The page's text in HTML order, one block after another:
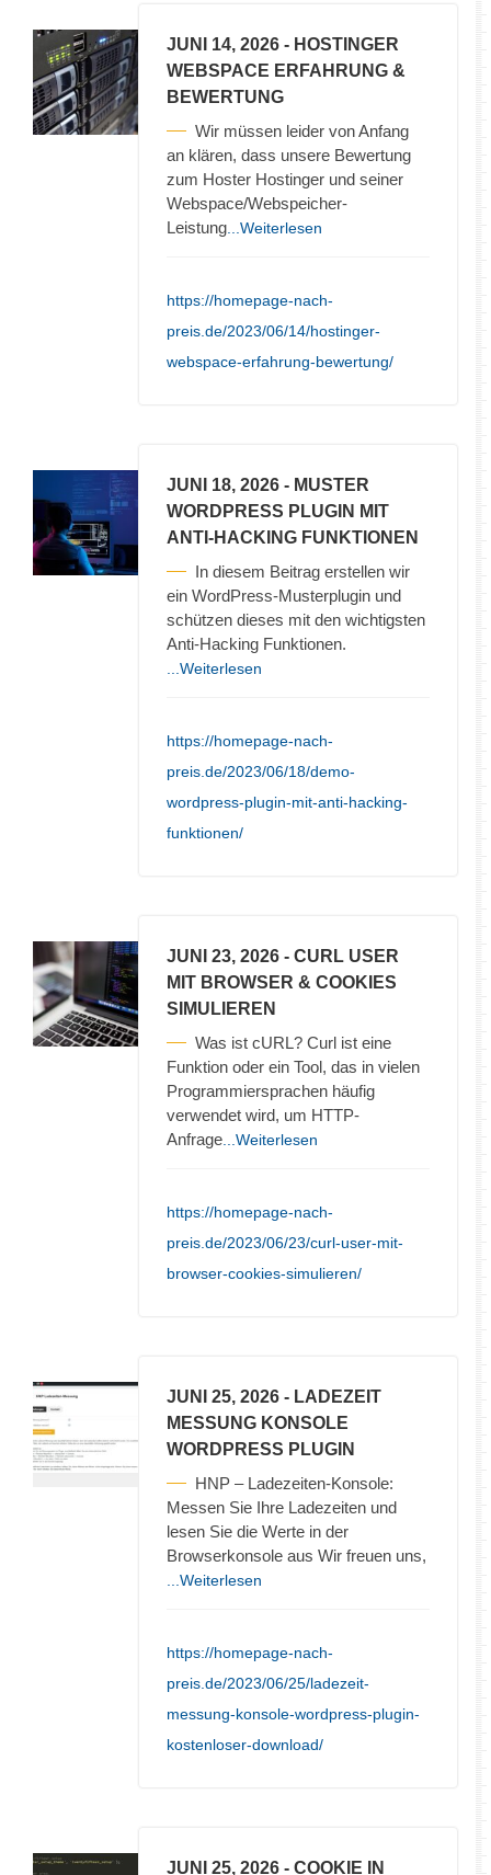
JUNI 14, 2026 - HOSTINGER
WEBSPACE ERFAHRUNG &
BEWERTUNG
Wir müssen leider von Anfang
an klären, dass unsere Bewertung
zum Hoster Hostinger und seiner
Webspace/Webspeicher-
Leistung ...Weiterlesen
https://homepage-nach-
preis.de/2023/06/14/hostinger-
webspace-erfahrung-bewertung/
JUNI 18, 2026 - MUSTER
WORDPRESS PLUGIN MIT
ANTI-HACKING FUNKTIONEN
In diesem Beitrag erstellen wir
ein WordPress-Musterplugin und
schützen dieses mit den wichtigsten
Anti-Hacking Funktionen.
...Weiterlesen
https://homepage-nach-
preis.de/2023/06/18/demo-
wordpress-plugin-mit-anti-hacking-
funktionen/
JUNI 23, 2026 - CURL USER
MIT BROWSER & COOKIES
SIMULIEREN
Was ist cURL? Curl ist eine
Funktion oder ein Tool, das in vielen
Programmiersprachen häufig
verwendet wird, um HTTP-
Anfrage ...Weiterlesen
https://homepage-nach-
preis.de/2023/06/23/curl-user-mit-
browser-cookies-simulieren/
JUNI 25, 2026 - LADEZEIT
MESSUNG KONSOLE
WORDPRESS PLUGIN
HNP – Ladezeiten-Konsole:
Messen Sie Ihre Ladezeiten und
lesen Sie die Werte in der
Browserkonsole aus Wir freuen uns,
...Weiterlesen
https://homepage-nach-
preis.de/2023/06/25/ladezeit-
messung-konsole-wordpress-plugin-
kostenloser-download/
JUNI 25, 2026 - COOKIE IN